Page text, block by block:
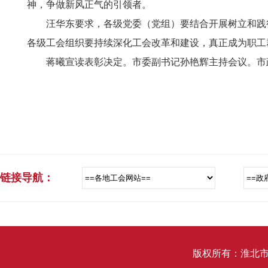
神，争做新风正气的引领者。
汪华东要求，各级党委（党组）要结合开展树立和
各级工会组织要持续深化工会改革和建设，真正成为职
蒋曦宣读表彰决定。市委副书记孙艳辉主持会议。
链接导航：
版权所有：淮北